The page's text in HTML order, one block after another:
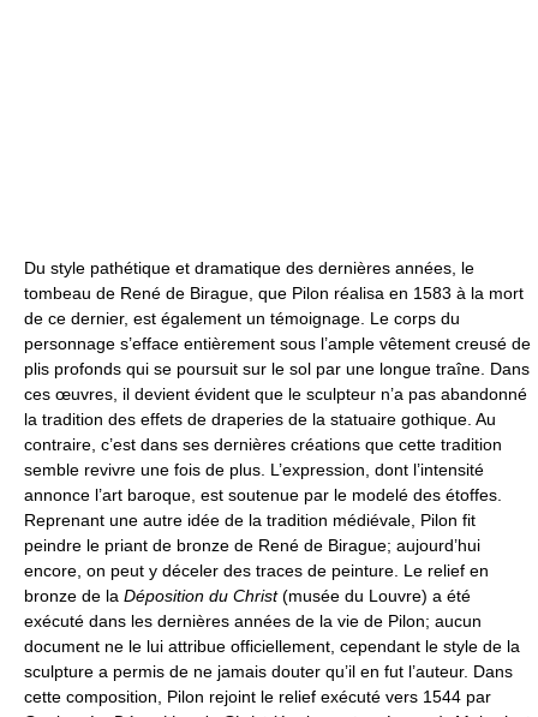
Du style pathétique et dramatique des dernières années, le
tombeau de René de Birague, que Pilon réalisa en 1583 à la mort
de ce dernier, est également un témoignage. Le corps du
personnage s’efface entièrement sous l’ample vêtement creusé de
plis profonds qui se poursuit sur le sol par une longue traîne. Dans
ces œuvres, il devient évident que le sculpteur n’a pas abandonné
la tradition des effets de draperies de la statuaire gothique. Au
contraire, c’est dans ses dernières créations que cette tradition
semble revivre une fois de plus. L’expression, dont l’intensité
annonce l’art baroque, est soutenue par le modelé des étoffes.
Reprenant une autre idée de la tradition médiévale, Pilon fit
peindre le priant de bronze de René de Birague; aujourd’hui
encore, on peut y déceler des traces de peinture. Le relief en
bronze de la Déposition du Christ(musée du Louvre) a été
exécuté dans les dernières années de la vie de Pilon; aucun
document ne le lui attribue officiellement, cependant le style de la
sculpture a permis de ne jamais douter qu’il en fut l’auteur. Dans
cette composition, Pilon rejoint le relief exécuté vers 1544 par